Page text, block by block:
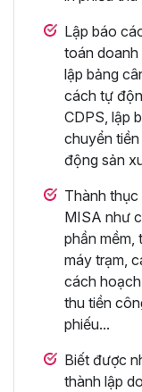
Lập báo
toán doanh
lập bảng
cách tự
CDPS, lập
chuyển
động sản
Thành
MISA như
phần mềm,
máy trạm,
cách
thu tiền
phiếu...
Biết được
thành lập